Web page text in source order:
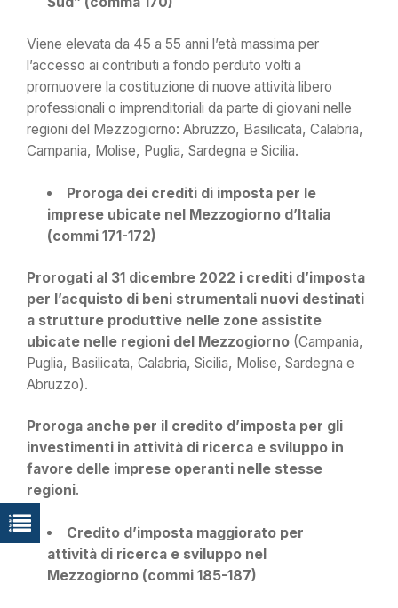
Viene elevata da 45 a 55 anni l’età massima per
l’accesso ai contributi a fondo perduto volti a
promuovere la costituzione di nuove attività libero
professionali o imprenditoriali da parte di giovani nelle
regioni del Mezzogiorno: Abruzzo, Basilicata, Calabria,
Campania, Molise, Puglia, Sardegna e Sicilia.
Proroga dei crediti di imposta per le
imprese ubicate nel Mezzogiorno d’Italia
(commi 171-172)
Prorogati al 31 dicembre 2022 i crediti d’imposta
per l’acquisto di beni strumentali nuovi destinati
a strutture produttive nelle zone assistite
ubicate nelle regioni del Mezzogiorno (Campania,
Puglia, Basilicata, Calabria, Sicilia, Molise, Sardegna e
Abruzzo).
Proroga anche per il credito d’imposta per gli
investimenti in attività di ricerca e sviluppo in
favore delle imprese operanti nelle stesse
regioni.
Credito d’imposta maggiorato per
attività di ricerca e sviluppo nel
Mezzogiorno (commi 185-187)